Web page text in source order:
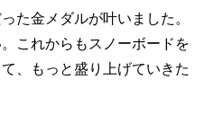
た金メダルが叶いました。
これからもスノーボードを
、もっと盛り上げていきた